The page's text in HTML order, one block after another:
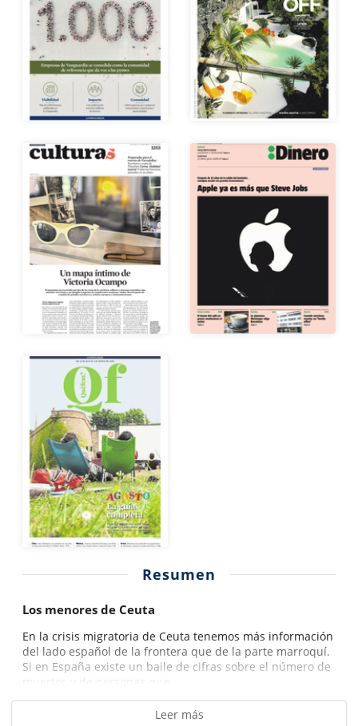
Resumen
Los menores de Ceuta
En la crisis migratoria de Ceuta tenemos más información
del lado español de la frontera que de la parte marroquí.
Si en España existe un baile de cifras sobre el número de
muertos y de personas que...
Leer más